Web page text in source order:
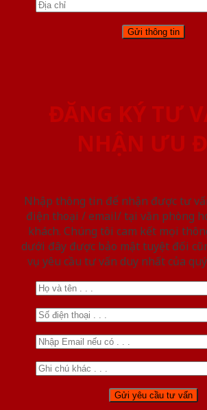
ĐĂNG KÝ TƯ
NHẬN ƯU
Nhập thông tin để nhận được tư
điện thoại / email/ tại văn phòng
khách. Chúng tôi cam kết mọi
dưới đây được bảo mật tuyệt đối
vụ yêu cầu tư vấn duy nhất của